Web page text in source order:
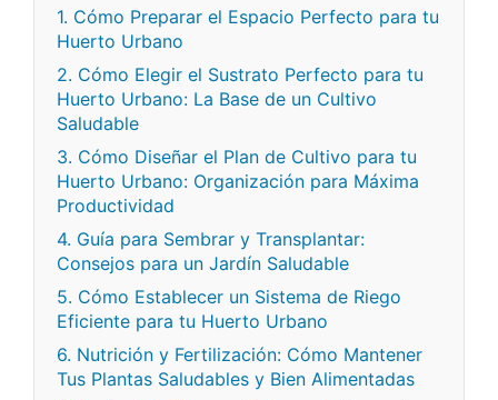
1. Cómo Preparar el Espacio Perfecto para tu
Huerto Urbano
2. Cómo Elegir el Sustrato Perfecto para tu
Huerto Urbano: La Base de un Cultivo
Saludable
3. Cómo Diseñar el Plan de Cultivo para tu
Huerto Urbano: Organización para Máxima
Productividad
4. Guía para Sembrar y Transplantar:
Consejos para un Jardín Saludable
5. Cómo Establecer un Sistema de Riego
Eficiente para tu Huerto Urbano
6. Nutrición y Fertilización: Cómo Mantener
Tus Plantas Saludables y Bien Alimentadas